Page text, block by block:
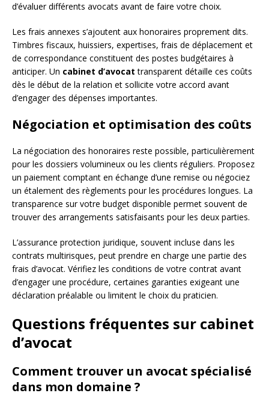
d’évaluer différents avocats avant de faire votre choix.
Les frais annexes s’ajoutent aux honoraires proprement dits.
Timbres fiscaux, huissiers, expertises, frais de déplacement et
de correspondance constituent des postes budgétaires à
anticiper. Un cabinet d’avocat transparent détaille ces coûts
dès le début de la relation et sollicite votre accord avant
d’engager des dépenses importantes.
Négociation et optimisation des coûts
La négociation des honoraires reste possible, particulièrement
pour les dossiers volumineux ou les clients réguliers. Proposez
un paiement comptant en échange d’une remise ou négociez
un étalement des règlements pour les procédures longues. La
transparence sur votre budget disponible permet souvent de
trouver des arrangements satisfaisants pour les deux parties.
L’assurance protection juridique, souvent incluse dans les
contrats multirisques, peut prendre en charge une partie des
frais d’avocat. Vérifiez les conditions de votre contrat avant
d’engager une procédure, certaines garanties exigeant une
déclaration préalable ou limitent le choix du praticien.
Questions fréquentes sur cabinet
d’avocat
Comment trouver un avocat spécialisé
dans mon domaine ?